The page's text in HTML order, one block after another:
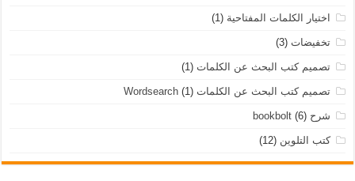
اختيار الكلمات المفتاحية (1)
تخفيضات (3)
تصميم كتب البحث عن الكلمات (1)
تصميم كتب البحث عن الكلمات Wordsearch(1)
شرح bookbolt(6)
كتب التلوين (12)